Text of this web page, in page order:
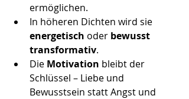
ermöglichen.
In höheren Dichten wird sie
energetisch oder bewusst
transformativ.
Die Motivation bleibt der
Schlüssel – Liebe und
Bewusstsein statt Angst und